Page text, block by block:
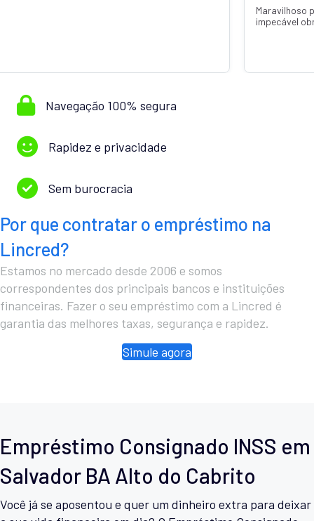
Recomendo
o dinheiro já
Navegação 100% segura
Rapidez e privacidade
Sem burocracia
Por que contratar o empréstimo na
Lincred?
Estamos no mercado desde 2006 e somos
correspondentes dos principais bancos e instituições
financeiras. Fazer o seu empréstimo com a Lincred é
garantia das melhores taxas, segurança e rapidez.
Simule agora
Empréstimo Consignado INSS em
Salvador BA Alto do Cabrito
Você já se aposentou e quer um dinheiro extra para deixar